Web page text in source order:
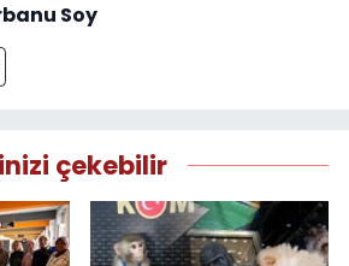
Soy
çekebilir